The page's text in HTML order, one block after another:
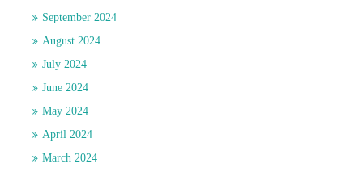
September 2024
August 2024
July 2024
June 2024
May 2024
April 2024
March 2024